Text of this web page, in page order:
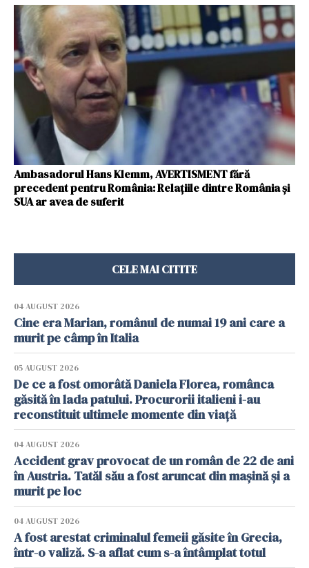
Ambasadorul Hans Klemm, AVERTISMENT fără
precedent pentru România: Relațiile dintre România și
SUA ar avea de suferit
CELE MAI CITITE
04 AUGUST 2026
Cine era Marian, românul de numai 19 ani care a
murit pe câmp în Italia
05 AUGUST 2026
De ce a fost omorâtă Daniela Florea, românca
găsită în lada patului. Procurorii italieni i-au
reconstituit ultimele momente din viață
04 AUGUST 2026
Accident grav provocat de un român de 22 de ani
în Austria. Tatăl său a fost aruncat din mașină și a
murit pe loc
04 AUGUST 2026
A fost arestat criminalul femeii găsite în Grecia,
într-o valiză. S-a aflat cum s-a întâmplat totul